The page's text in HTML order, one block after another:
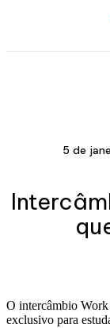
5 de
O intercâmbio
exclusivo para